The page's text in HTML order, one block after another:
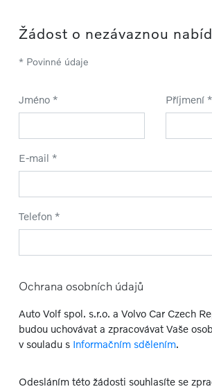
Žádost o nezávaznou
* Povinné údaje
Jméno * Příjmení *
E-mail *
Telefon *
Ochrana osobních údajů
Auto Volf spol. s.r.o. a Volvo Car Czech
budou uchovávat a zpracovávat Vaše
v souladu s Informačním sdělením.
Odesláním této žádosti souhlasíte se